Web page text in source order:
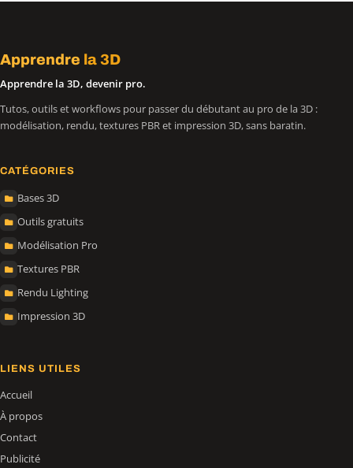
Apprendre la 3D
Apprendre la 3D, devenir pro.
Tutos, outils et workflows pour passer du débutant au pro de la 3D :
modélisation, rendu, textures PBR et impression 3D, sans baratin.
CATÉGORIES
Bases 3D
Outils gratuits
Modélisation Pro
Textures PBR
Rendu Lighting
Impression 3D
LIENS UTILES
Accueil
À propos
Contact
Publicité